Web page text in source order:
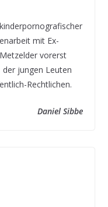
mit Ex-
vorerst
jungen Leuten
Rechtlichen.
Daniel Sibbe